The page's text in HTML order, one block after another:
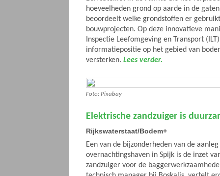
hoeveelheden grond op aarde in de
beoordeelt welke grondstoffen er
bouwprojecten. Op deze innovatieve
Inspectie Leefomgeving en Transport
informatiepositie op het gebied van
versterken. Lees verder.
Foto: Pixabay
Elektrische zandzuiger is
Rijkswaterstaat/Bodem+
Een van de bijzonderheden van de
overnachtingshaven in Spijk is de inzet
zandzuiger voor de